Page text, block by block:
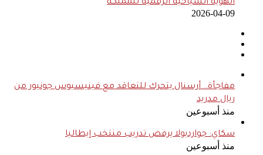
الهوية السياحية الرقمية للمملكة
2026-04-09
مفاجأة.. أرسنال يتحرك للتعاقد مع فينيسيوس جونيور من
ريال مدريد
منذ أسبوعين
سكاي: جوارديولا يرفض تدريب منتخب إيطاليا
منذ أسبوعين